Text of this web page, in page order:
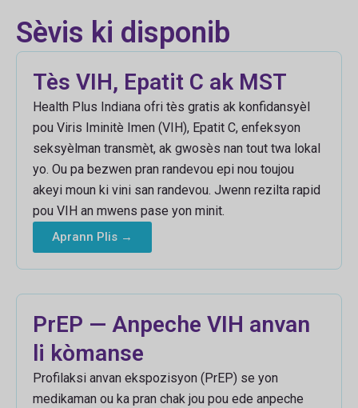
Sèvis ki disponib
Tès VIH, Epatit C ak MST
Health Plus Indiana ofri tès gratis ak konfidansyèl
pou Viris Iminitè Imen (VIH), Epatit C, enfeksyon
seksyèlman transmèt, ak gwosès nan tout twa lokal
yo. Ou pa bezwen pran randevou epi nou toujou
akeyi moun ki vini san randevou. Jwenn rezilta rapid
pou VIH an mwens pase yon minit.
Aprann Plis →
PrEP — Anpeche VIH anvan
li kòmanse
Profilaksi anvan ekspozisyon (PrEP) se yon
medikaman ou ka pran chak jou pou ede anpeche